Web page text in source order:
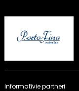
Informatīvie partneri